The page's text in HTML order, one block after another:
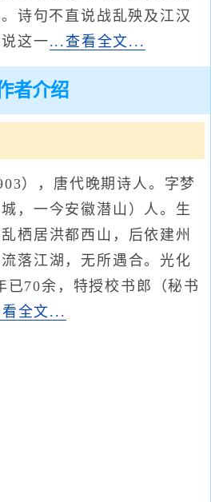
诗句不直说战乱殃及江汉
这一...查看全文...
者介绍
，唐代晚期诗人。字梦
，一今安徽潜山）人。生
栖居洪都西山，后依建州
落江湖，无所遇合。光化
已70余，特授校书郎（秘书
全文...